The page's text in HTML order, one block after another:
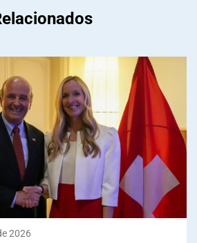
2026